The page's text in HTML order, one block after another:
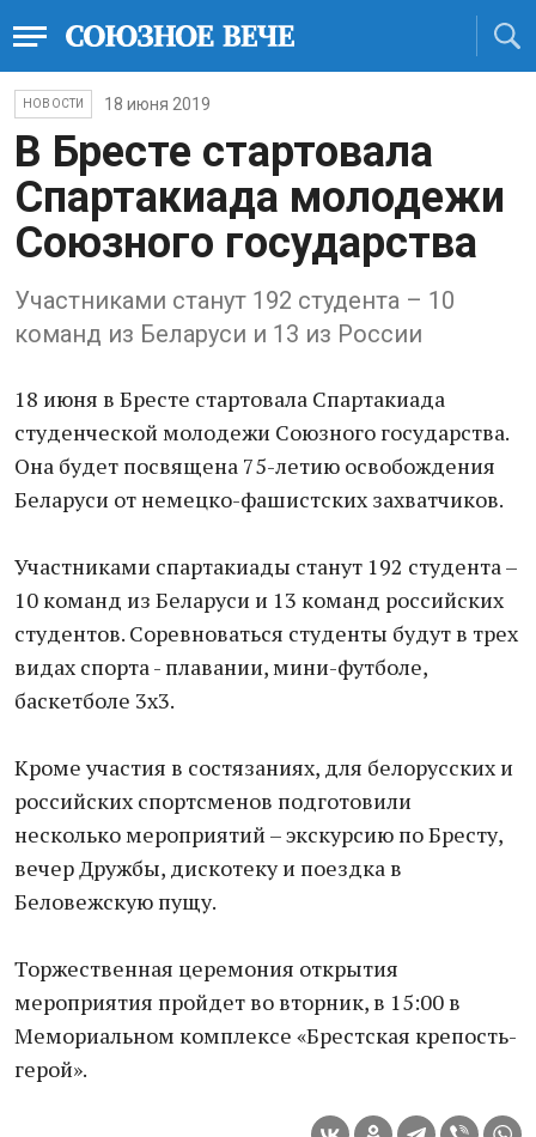
НОВОСТИ 18 июня 2019
В Бресте стартовала
Спартакиада молодежи
Союзного государства
Участниками станут 192 студента – 10
команд из Беларуси и 13 из России
18 июня в Бресте стартовала Спартакиада
студенческой молодежи Союзного государства.
Она будет посвящена 75-летию освобождения
Беларуси от немецко-фашистских захватчиков.
Участниками спартакиады станут 192 студента –
10 команд из Беларуси и 13 команд российских
студентов. Соревноваться студенты будут в трех
видах спорта - плавании, мини-футболе,
баскетболе 3х3.
Кроме участия в состязаниях, для белорусских и
российских спортсменов подготовили
несколько мероприятий – экскурсию по Бресту,
вечер Дружбы, дискотеку и поездка в
Беловежскую пущу.
Торжественная церемония открытия
мероприятия пройдет во вторник, в 15:00 в
Мемориальном комплексе «Брестская крепость-
герой».